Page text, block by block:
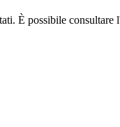
È possibile